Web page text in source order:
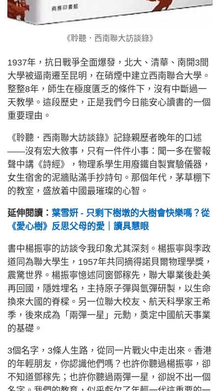
《聆聽．西南聯大訪談錄》
1937年，抗日戰爭全面爆發，北大、清華、南開3間
大學被逼南遷至昆明，在硝煙中建立西南聯合大學。
整整8年，師生在極度匱乏的條件下，沒有中斷過一
天教學。這段歷史，正是我們今日能安心讀書的一個
重要理由。
《聆聽．西南聯大訪談錄》記錄親歷者晚年的口述
——沒有宏大敘事，只有一件件小事：聞一多在警報
聲中講《詩經》，物理系學生用廢鐵自製實驗儀器，
女生宿舍的泥牆貼滿手抄詩句。那個年代，茅草棚下
的教室，盛放着中國最璀璨的心智。
延伸閱讀： 葉雪姸 - 只剩下樹墩的大樹會快樂嗎？從
《愛心樹》反思父母的愛｜讀具慧眼
書中楊振寧的訪談令我印象尤其深刻。楊振寧與李政
道同為聯大學生，1957年共同摘得諾貝爾物理學獎，
震驚世界。楊振寧憶述同窗鄧稼先，聯大畢業後赴美
再回國，隱姓埋名，主持原子彈與氫彈研製，以生命
換來大國的脊樑。另一位聯大校友、航天科學家王希
季，後來成為「兩彈一星」元勳，奠定中國航天事業
的基礎。
3個名字，3條人生路，從同一片戰火中走出來。香港
的年輕朋友，你認識他們嗎？也許你聽過楊振寧，卻
不知道鄧稼先；也許你聽過兩彈一星，卻說不出一個